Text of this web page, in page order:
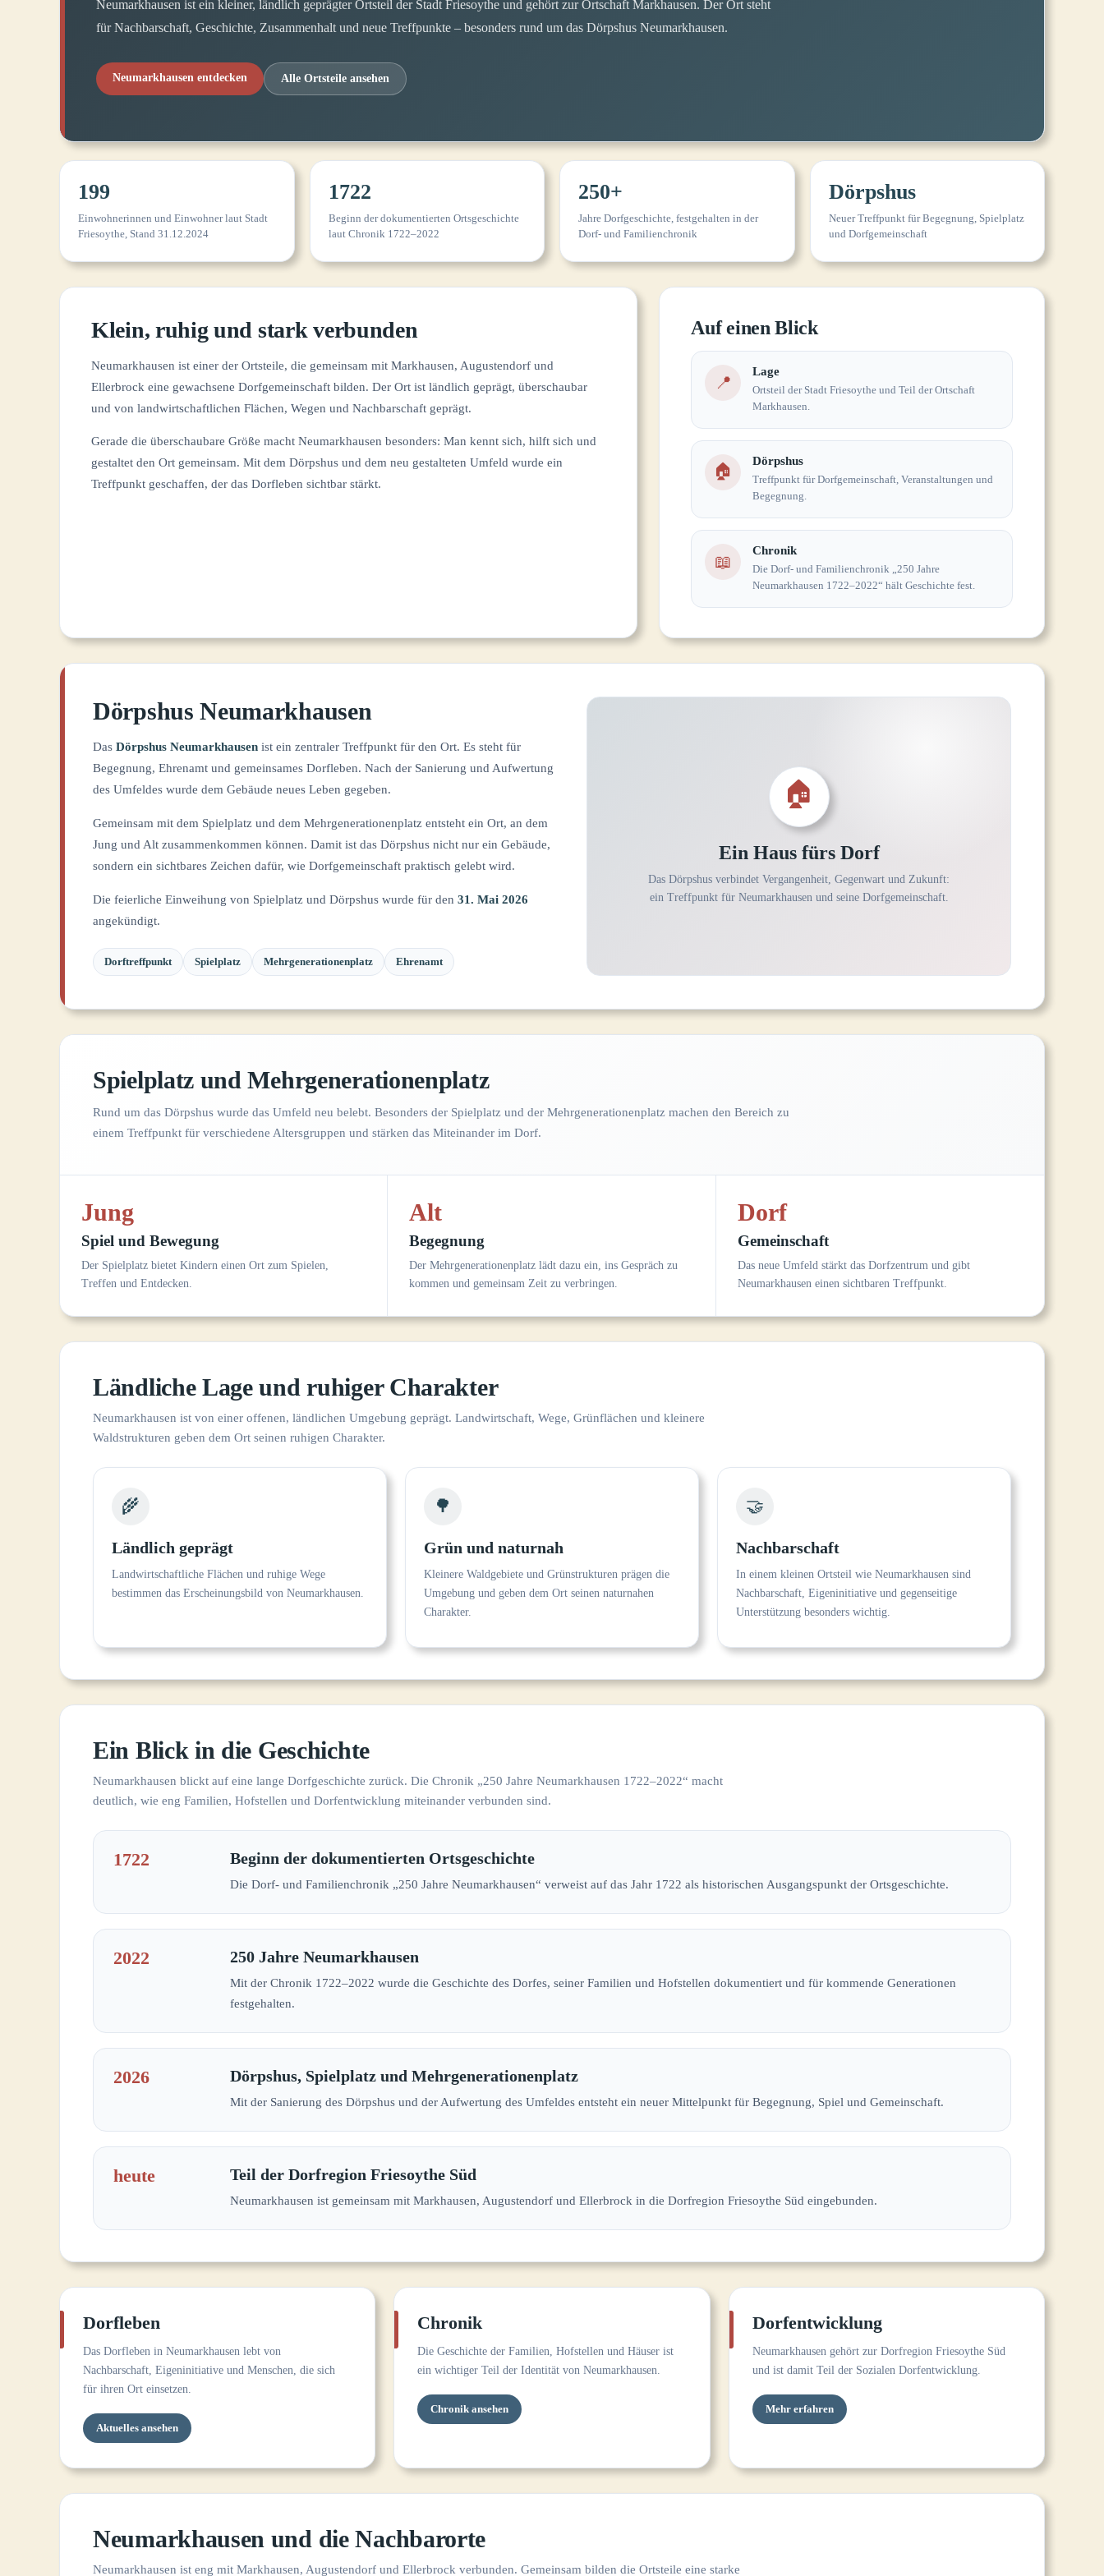
Neumarkhausen ist ein kleiner, ländlich geprägter Ortsteil der Stadt Friesoythe und gehört zur Ortschaft Markhausen. Der Ort steht
für Nachbarschaft, Geschichte, Zusammenhalt und neue Treffpunkte – besonders rund um das Dörpshus Neumarkhausen.
Neumarkhausen entdecken Alle Ortsteile ansehen
199
Einwohnerinnen und Einwohner laut Stadt
Friesoythe, Stand 31.12.2024
1722
Beginn der dokumentierten Ortsgeschichte
laut Chronik 1722–2022
250+
Jahre Dorfgeschichte, festgehalten in der
Dorf- und Familienchronik
Dörpshus
Neuer Treffpunkt für Begegnung, Spielplatz
und Dorfgemeinschaft
Klein, ruhig und stark verbunden
Neumarkhausen ist einer der Ortsteile, die gemeinsam mit Markhausen, Augustendorf und
Ellerbrock eine gewachsene Dorfgemeinschaft bilden. Der Ort ist ländlich geprägt, überschaubar
und von landwirtschaftlichen Flächen, Wegen und Nachbarschaft geprägt.
Gerade die überschaubare Größe macht Neumarkhausen besonders: Man kennt sich, hilft sich und
gestaltet den Ort gemeinsam. Mit dem Dörpshus und dem neu gestalteten Umfeld wurde ein
Treffpunkt geschaffen, der das Dorfleben sichtbar stärkt.
Auf einen Blick
📍
Lage
Ortsteil der Stadt Friesoythe und Teil der Ortschaft
Markhausen.
🏠 Dörpshus
Treffpunkt für Dorfgemeinschaft, Veranstaltungen und
Begegnung.
📖
Chronik
Die Dorf- und Familienchronik „250 Jahre
Neumarkhausen 1722–2022“ hält Geschichte fest.
Dörpshus Neumarkhausen
Das Dörpshus Neumarkhausen ist ein zentraler Treffpunkt für den Ort. Es steht für
Begegnung, Ehrenamt und gemeinsames Dorfleben. Nach der Sanierung und Aufwertung
des Umfeldes wurde dem Gebäude neues Leben gegeben.
Gemeinsam mit dem Spielplatz und dem Mehrgenerationenplatz entsteht ein Ort, an dem
Jung und Alt zusammenkommen können. Damit ist das Dörpshus nicht nur ein Gebäude,
sondern ein sichtbares Zeichen dafür, wie Dorfgemeinschaft praktisch gelebt wird.
Die feierliche Einweihung von Spielplatz und Dörpshus wurde für den 31. Mai 2026
angekündigt.
Dorftreffpunkt Spielplatz Mehrgenerationenplatz Ehrenamt
🏠
Ein Haus fürs Dorf
Das Dörpshus verbindet Vergangenheit, Gegenwart und Zukunft:
ein Treffpunkt für Neumarkhausen und seine Dorfgemeinschaft.
Spielplatz und Mehrgenerationenplatz
Rund um das Dörpshus wurde das Umfeld neu belebt. Besonders der Spielplatz und der Mehrgenerationenplatz machen den Bereich zu
einem Treffpunkt für verschiedene Altersgruppen und stärken das Miteinander im Dorf.
Jung
Spiel und Bewegung
Der Spielplatz bietet Kindern einen Ort zum Spielen,
Treffen und Entdecken.
Alt
Begegnung
Der Mehrgenerationenplatz lädt dazu ein, ins Gespräch zu
kommen und gemeinsam Zeit zu verbringen.
Dorf
Gemeinschaft
Das neue Umfeld stärkt das Dorfzentrum und gibt
Neumarkhausen einen sichtbaren Treffpunkt.
Ländliche Lage und ruhiger Charakter
Neumarkhausen ist von einer offenen, ländlichen Umgebung geprägt. Landwirtschaft, Wege, Grünflächen und kleinere
Waldstrukturen geben dem Ort seinen ruhigen Charakter.
🌾
Ländlich geprägt
Landwirtschaftliche Flächen und ruhige Wege
bestimmen das Erscheinungsbild von Neumarkhausen.
🌳
Grün und naturnah
Kleinere Waldgebiete und Grünstrukturen prägen die
Umgebung und geben dem Ort seinen naturnahen
Charakter.
🤝
Nachbarschaft
In einem kleinen Ortsteil wie Neumarkhausen sind
Nachbarschaft, Eigeninitiative und gegenseitige
Unterstützung besonders wichtig.
Ein Blick in die Geschichte
Neumarkhausen blickt auf eine lange Dorfgeschichte zurück. Die Chronik „250 Jahre Neumarkhausen 1722–2022“ macht
deutlich, wie eng Familien, Hofstellen und Dorfentwicklung miteinander verbunden sind.
1722 Beginn der dokumentierten Ortsgeschichte
Die Dorf- und Familienchronik „250 Jahre Neumarkhausen“ verweist auf das Jahr 1722 als historischen Ausgangspunkt der Ortsgeschichte.
2022 250 Jahre Neumarkhausen
Mit der Chronik 1722–2022 wurde die Geschichte des Dorfes, seiner Familien und Hofstellen dokumentiert und für kommende Generationen
festgehalten.
2026 Dörpshus, Spielplatz und Mehrgenerationenplatz
Mit der Sanierung des Dörpshus und der Aufwertung des Umfeldes entsteht ein neuer Mittelpunkt für Begegnung, Spiel und Gemeinschaft.
heute Teil der Dorfregion Friesoythe Süd
Neumarkhausen ist gemeinsam mit Markhausen, Augustendorf und Ellerbrock in die Dorfregion Friesoythe Süd eingebunden.
Dorfleben
Das Dorfleben in Neumarkhausen lebt von
Nachbarschaft, Eigeninitiative und Menschen, die sich
für ihren Ort einsetzen.
Aktuelles ansehen
Chronik
Die Geschichte der Familien, Hofstellen und Häuser ist
ein wichtiger Teil der Identität von Neumarkhausen.
Chronik ansehen
Dorfentwicklung
Neumarkhausen gehört zur Dorfregion Friesoythe Süd
und ist damit Teil der Sozialen Dorfentwicklung.
Mehr erfahren
Neumarkhausen und die Nachbarorte
Neumarkhausen ist eng mit Markhausen, Augustendorf und Ellerbrock verbunden. Gemeinsam bilden die Ortsteile eine starke